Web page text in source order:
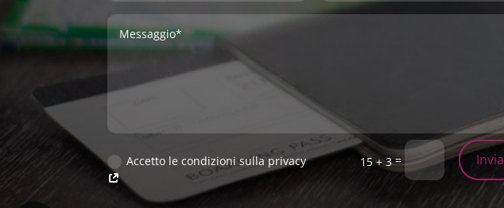
Accetto le condizioni sulla privacy 15 + 3= Invia